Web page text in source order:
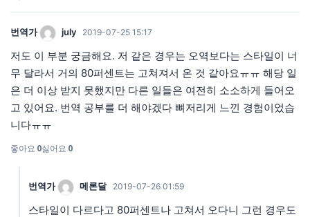
번역가 july 2019-07-25 15:17
저도 이 부분 궁금해요. 저 같은 경우는 오역보다는 스타일이 너
무 달라서 거의 80퍼센트는 고쳐져서 온 것 같아요ㅠㅠ 해당 일
은 더 이상 받지 못했지만 다른 일들은 여전히 소소하게 들어오
고 있어요. 번역 공부를 더 해야겠다 뼈저리게 느낀 경험이었습
니다ㅠㅠ
좋아요 0싫어요 0
번역가 메론달 2019-07-26 01:59
스타일이 다르다고 80퍼센트나 고쳐서 오다니 그런 경우도